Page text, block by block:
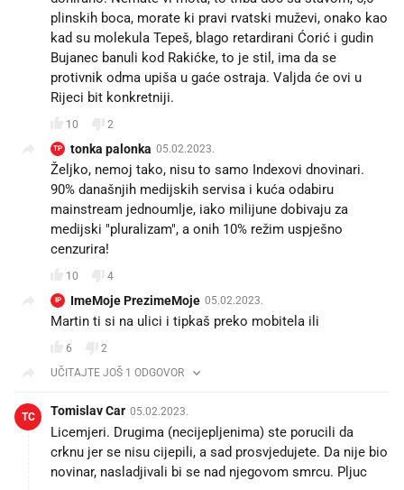
plinskih boca, morate ki pravi rvatski muževi, onako kao
kad su molekula Tepeš, blago retardirani Ćorić i gudin
Bujanec banuli kod Rakićke, to je stil, ima da se
protivnik odma upiša u gaće ostraja. Valjda će ovi u
Rijeci bit konkretniji.
10 2
TP tonka palonka 05.02.2023.
Željko, nemoj tako, nisu to samo Indexovi dnovinari.
90% današnjih medijskih servisa i kuća odabiru
mainstream jednoumlje, iako milijune dobivaju za
medijski "pluralizam", a onih 10% režim uspješno
cenzurira!
10 4
IP ImeMoje PrezimeMoje 05.02.2023.
Martin ti si na ulici i tipkaš preko mobitela ili
6
2
UČITAJTE JOŠ 1 ODGOVOR
TC Tomislav Car 05.02.2023.
Licemjeri. Drugima (necijepljenima) ste porucili da
crknu jer se nisu cijepili, a sad prosvjedujete. Da nije bio
novinar, nasladjivali bi se nad njegovom smrcu. Pljuc